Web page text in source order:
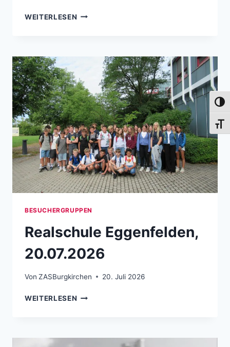
WEITERLESEN REALSCHULE EGGENFELDEN, 21.07.2026
BESUCHERGRUPPEN
Realschule Eggenfelden,
20.07.2026
Von ZASBurgkirchen 20. Juli 2026
WEITERLESEN REALSCHULE EGGENFELDEN, 20.07.2026